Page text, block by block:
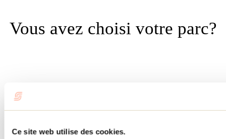
Ce site web utilise des cookies.
Vous avez choisi votre parc?